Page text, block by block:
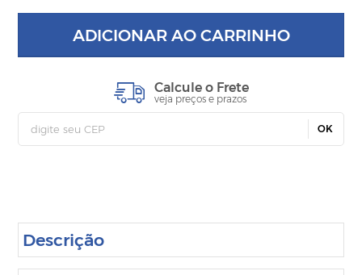
ADICIONAR AO CARRINHO
Calcule o Frete
veja preços e prazos
OK
Descrição